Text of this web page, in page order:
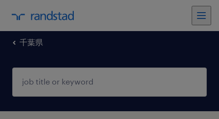
千葉県